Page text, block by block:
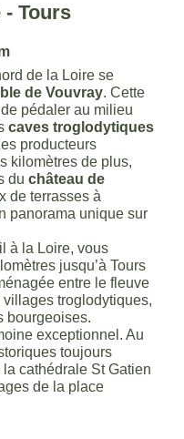
vous partir ?
Tours
de la Loire se
de Vouvray. Cette
pédaler au milieu
caves troglodytiques
producteurs
kilomètres de plus,
du château de
de terrasses à
panorama unique sur
à la Loire, vous
jusqu’à Tours
entre le fleuve
troglodytiques,
bourgeoises.
exceptionnel. Au
toujours
cathédrale St Gatien
de la place